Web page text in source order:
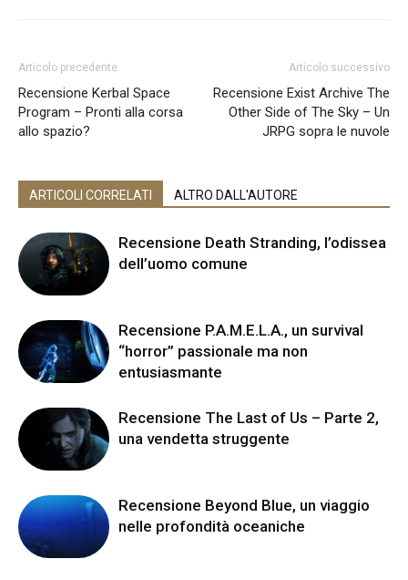
Articolo precedente
Recensione Kerbal Space
Program – Pronti alla corsa
allo spazio?
Articolo successivo
Recensione Exist Archive The
Other Side of The Sky – Un
JRPG sopra le nuvole
ARTICOLI CORRELATI ALTRO DALL'AUTORE
Recensione Death Stranding, l’odissea
dell’uomo comune
Recensione P.A.M.E.L.A., un survival
“horror” passionale ma non
entusiasmante
Recensione The Last of Us – Parte 2,
una vendetta struggente
Recensione Beyond Blue, un viaggio
nelle profondità oceaniche